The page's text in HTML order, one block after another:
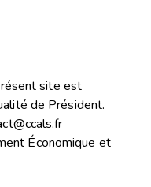
site est
de Président.
Économique et